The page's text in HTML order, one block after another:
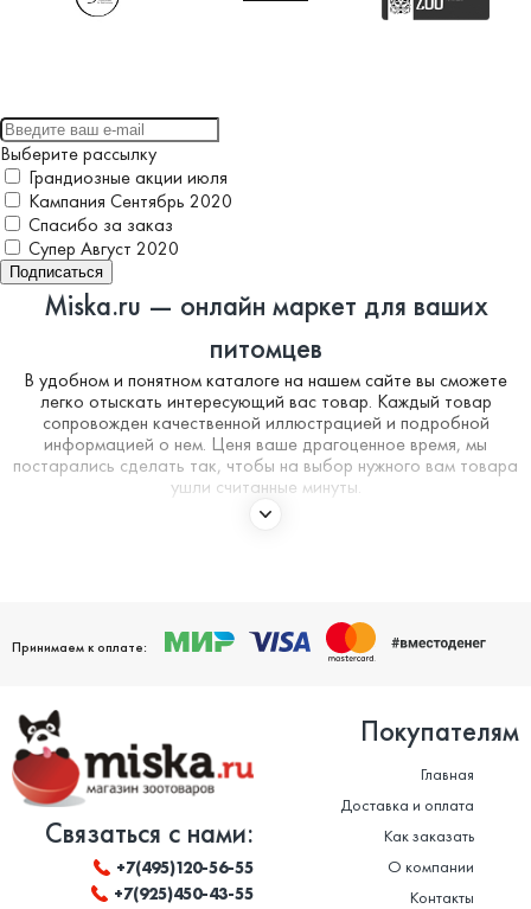
Выберите рассылку
Грандиозные акции июля
Кампания Сентябрь 2020
Спасибо за заказ
Супер Август 2020
Подписаться
Miska.ru — онлайн маркет для ваших
питомцев
В удобном и понятном каталоге на нашем сайте вы сможете
легко отыскать интересующий вас товар. Каждый товар
сопровожден качественной иллюстрацией и подробной
информацией о нем. Ценя ваше драгоценное время, мы
постарались сделать так, чтобы на выбор нужного вам товара
ушли считанные минуты.
и ветеринарные препараты. Вся продукция, представленная в
нашем магазине, сертифицирована и соответствует высоким
стандартам качества.
Принимаем к оплате:
Связаться с нами:
+7(495)120-56-55
+7(925)450-43-55
Покупателям
Главная
Доставка и оплата
Как заказать
О компании
Контакты